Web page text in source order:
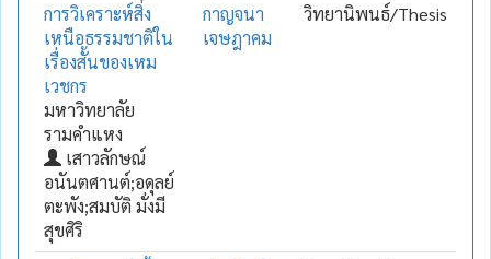
การวิเคราะห์สิ่ง
เหนือธรรมชาติใน
เรื่องสั้นของเหม
เวชกร
มหาวิทยาลัย
รามคำแหง
เสาวลักษณ์
อนันตศานต์;อดุลย์
ตะพัง;สมบัติ มั่งมี
สุขศิริ
กาญจนา
เจษฎาคม
วิทยานิพนธ์/Thesis